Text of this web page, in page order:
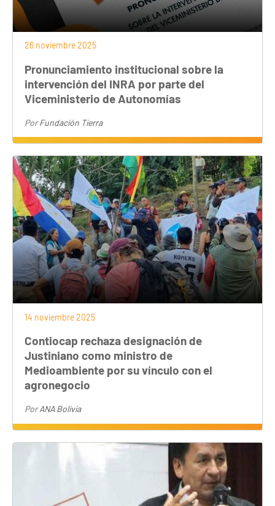
26 noviembre 2025
Pronunciamiento institucional sobre la
intervención del INRA por parte del
Viceministerio de Autonomías
PorFundación Tierra
14 noviembre 2025
Contiocap rechaza designación de
Justiniano como ministro de
Medioambiente por su vínculo con el
agronegocio
PorANA Bolivia